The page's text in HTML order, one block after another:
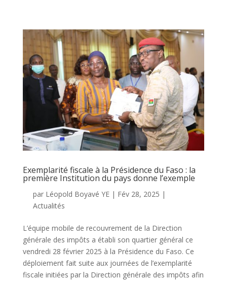
Exemplarité fiscale à la Présidence du Faso : la
première Institution du pays donne l’exemple
par Léopold Boyavé YE| Fév 28, 2025 |
Actualités
L’équipe mobile de recouvrement de la Direction
générale des impôts a établi son quartier général ce
vendredi 28 février 2025 à la Présidence du Faso. Ce
déploiement fait suite aux journées de l’exemplarité
fiscale initiées par la Direction générale des impôts afin